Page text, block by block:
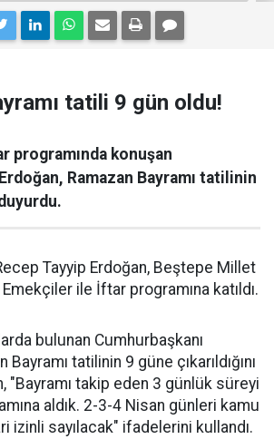
tatili 9 gün oldu!
programında konuşan
Ramazan Bayramı tatilinin
Tayyip Erdoğan, Beştepe Millet
ile İftar programına katıldı.
bulunan Cumhurbaşkanı
Bayramı tatilinin 9 güne çıkarıldığını
"Bayramı takip eden 3 günlük süreyi
aldık. 2-3-4 Nisan günleri kamu
izinli sayılacak" ifadelerini kullandı.